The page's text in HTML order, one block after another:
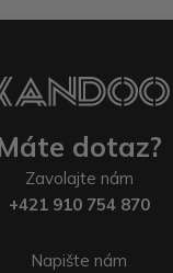
dotaz?
Zavolajte nám
+421 910 754 870
Napište nám